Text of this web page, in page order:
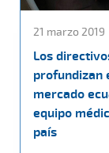
21 marzo 2019
Los
profundizan
mercado
equipo
país